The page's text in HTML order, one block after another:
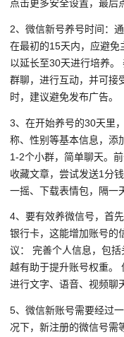
点击更多安全设置，最后
2、微信新号养号时间：
在最初的15天内，应避免
以延长至30天进行培养
群聊，进行互动，并可接
时，建议避免发布广告。
3、在开始养号的30天里
称、性别等基本信息，添
1-2个小群，简单聊天。
收藏文章，尝试发送1分
一摇、下载表情包，隔一
4、要有效养微信号，首
银行卡，这能增加账号的
议： 完善个人信息，包括
越有助于提升账号权重。
进行文字、语音、视频聊
5、微信新账号需要经过
况下，新注册的微信号需